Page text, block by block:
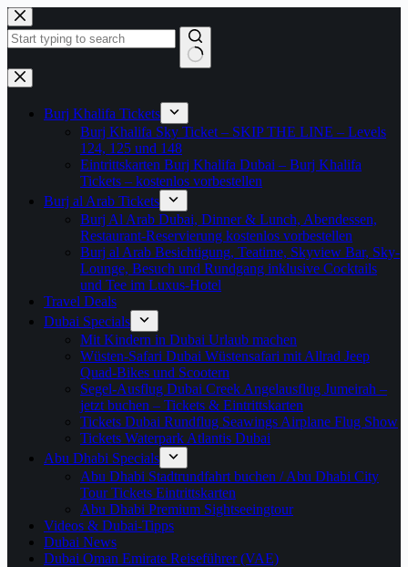
Zum
Inhalt
springen
Keine
Ergebnisse
Burj Khalifa Tickets
Burj Khalifa Sky Ticket – SKIP THE LINE – Levels
124, 125 und 148
Eintrittskarten Burj Khalifa Dubai – Burj Khalifa
Tickets – kostenlos vorbestellen
Burj al Arab Tickets
Burj Al Arab Dubai, Dinner & Lunch, Abendessen,
Restaurant-Reservierung kostenlos vorbestellen
Burj al Arab Besichtigung, Teatime, Skyview Bar, Sky-
Lounge, Besuch und Rundgang inklusive Cocktails
und Tee im Luxus-Hotel
Travel Deals
Dubai Specials
Mit Kindern in Dubai Urlaub machen
Wüsten-Safari Dubai Wüstensafari mit Allrad Jeep
Quad-Bikes und Scootern
Segel-Ausflug Dubai Creek Angelausflug Jumeirah –
jetzt buchen – Tickets & Eintrittskarten
Tickets Dubai Rundflug Seawings Airplane Flug Show
Tickets Waterpark Atlantis Dubai
Abu Dhabi Specials
Abu Dhabi Stadtrundfahrt buchen / Abu Dhabi City
Tour Tickets Eintrittskarten
Abu Dhabi Premium Sightseeingtour
Videos & Dubai-Tipps
Dubai News
Dubai Oman Emirate Reiseführer (VAE)